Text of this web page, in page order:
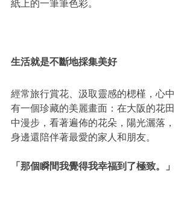
紙上的一筆筆色彩。
生活就是不斷地採集美好
經常旅行賞花、汲取靈感的楒槿，心中
有一個珍藏的美麗畫面：在大阪的花田
中漫步，看著遍佈的花朵，陽光灑落，
身邊還陪伴著最愛的家人和朋友。
「那個瞬間我覺得我幸福到了極致。」